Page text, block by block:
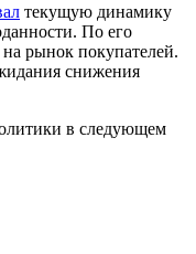
текущую динамику
По его
на рынок покупателей.
снижения
в следующем